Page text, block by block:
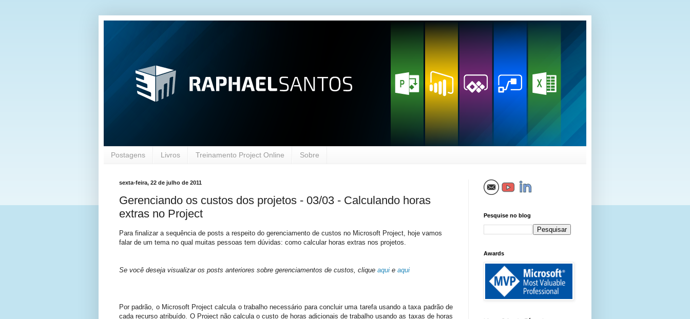
Postagens Livros Treinamento Project Online Sobre
sexta-feira, 22 de julho de 2011
Gerenciando os custos dos projetos - 03/03 - Calculando horas
extras no Project
Para finalizar a sequência de posts a respeito do gerenciamento de custos no Microsoft Project, hoje vamos
falar de um tema no qual muitas pessoas tem dúvidas: como calcular horas extras nos projetos.
Se você deseja visualizar os posts anteriores sobre gerenciamentos de custos, clique aqui e aqui
Por padrão, o Microsoft Project calcula o trabalho necessário para concluir uma tarefa usando a taxa padrão de
cada recurso atribuído. O Project não calcula o custo de horas adicionais de trabalho usando as taxas de horas
Pesquise no blog
Awards